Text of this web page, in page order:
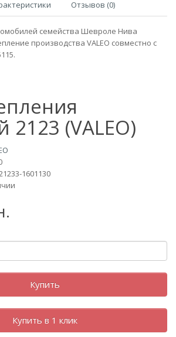
Отзывов (0)
семейства Шевроле Нива
производства VALEO совместно с
(VALEO)
1601130
Купить
Купить в 1 клик